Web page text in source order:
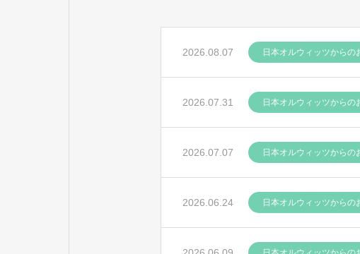
2026.08.07 日本オルウィッツからの
2026.07.31 日本オルウィッツからの
2026.07.07 日本オルウィッツからの
2026.06.24 日本オルウィッツからの